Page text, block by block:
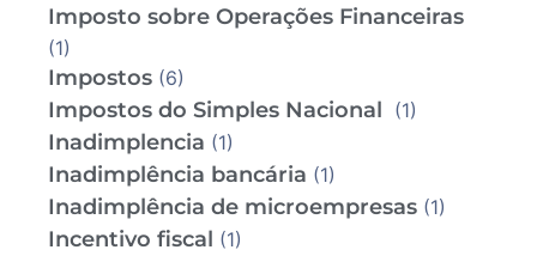
Imposto sobre Operações Financeiras
(1)
Impostos (6)
Impostos do Simples Nacional (1)
Inadimplencia (1)
Inadimplência bancária (1)
Inadimplência de microempresas (1)
Incentivo fiscal (1)